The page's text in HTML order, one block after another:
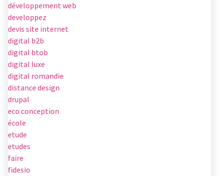
développement web
developpez
devis site internet
digital b2b
digital btob
digital luxe
digital romandie
distance design
drupal
eco conception
école
etude
etudes
faire
fidesio